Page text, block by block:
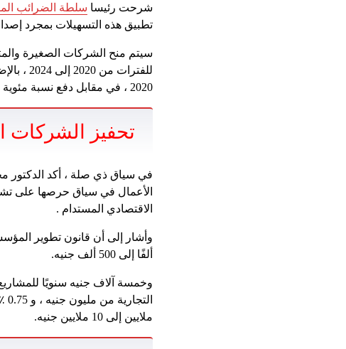
شرحت رئيسا سلطة الضرائب
تطبيق هذه التسهيلات بمجرد إصدار
سيتم منح الشركات الصغيرة
2020 ، في مقابل دفع نسبة مئوية من الضريبة.
تحفيز الشركات
في سياق ذي صلة ، أكد الدكتور
الأعمال في سياق حرصها على
الاقتصادي المستدام .
ألفًا إلى 500 ألف جنيه.
ملايين إلى 10 ملايين جنيه.